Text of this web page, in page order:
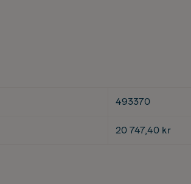
493370
20 747,40 kr